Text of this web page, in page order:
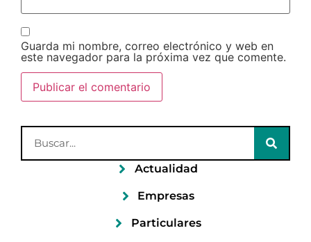
Guarda mi nombre, correo electrónico y web en
este navegador para la próxima vez que comente.
Actualidad
Empresas
Particulares